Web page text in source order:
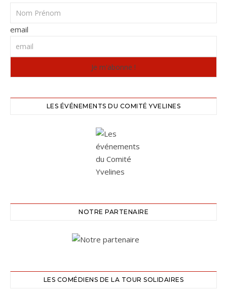
email
LES ÉVÉNEMENTS DU COMITÉ YVELINES
NOTRE PARTENAIRE
LES COMÉDIENS DE LA TOUR SOLIDAIRES